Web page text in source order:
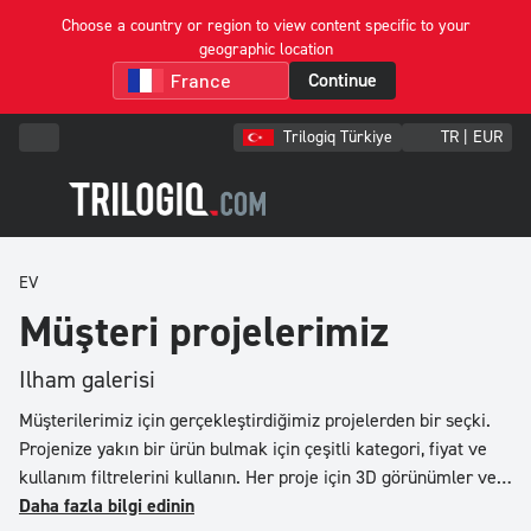
Choose a country or region to view content specific to your
geographic location
Continue
Trilogiq Türkiye TR | EUR
EV
Müşteri projelerimiz
Ilham galerisi
Müşterilerimiz için gerçekleştirdiğimiz projelerden bir seçki.
Projenize yakın bir ürün bulmak için çeşitli kategori, fiyat ve
kullanım filtrelerini kullanın. Her proje için 3D görünümler ve
artırılmış gerçeklik.
Daha fazla bilgi edinin
Önce
en
düşük
fiyat
en
yüksek
fiyat
Reference